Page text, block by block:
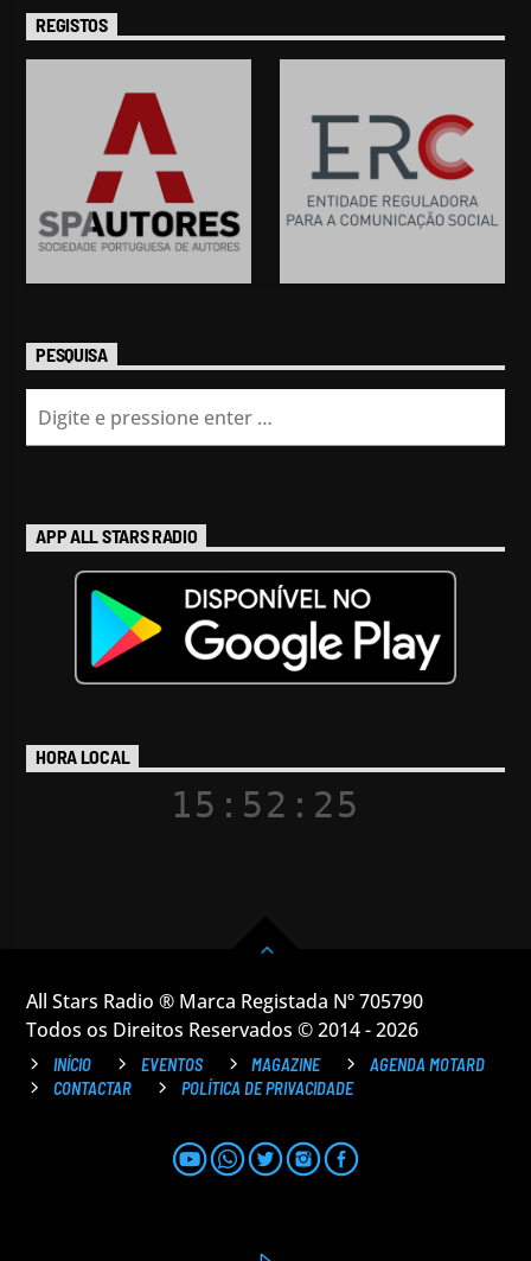
REGISTOS
PESQUISA
APP ALL STARS RADIO
HORA LOCAL
15:52:26
All Stars Radio ® Marca Registada Nº 705790
Todos os Direitos Reservados © 2014 - 2026
INÍCIO EVENTOS MAGAZINE
AGENDA MOTARD
CONTACTAR
POLÍTICA DE PRIVACIDADE